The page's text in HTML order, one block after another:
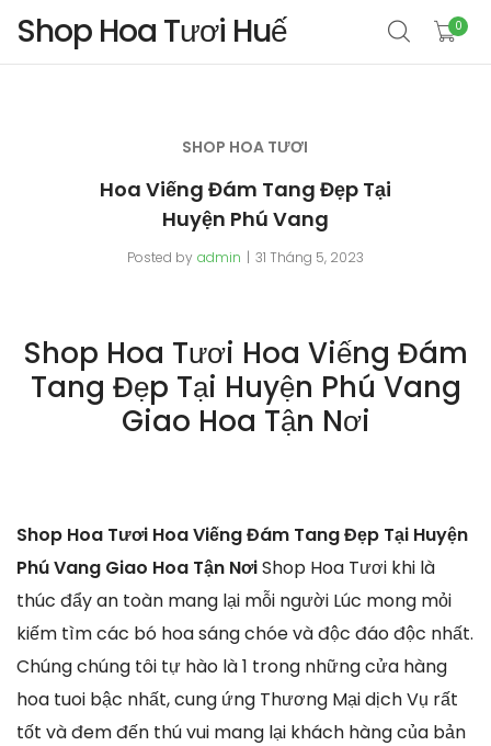
Shop Hoa Tươi Huế 0
SHOP HOA TƯƠI
Hoa Viếng Đám Tang Đẹp Tại
Huyện Phú Vang
Posted by admin 31 Tháng 5, 2023
Shop Hoa Tươi Hoa Viếng Đám
Tang Đẹp Tại Huyện Phú Vang
Giao Hoa Tận Nơi
Shop Hoa Tươi Hoa Viếng Đám Tang Đẹp Tại Huyện
Phú Vang Giao Hoa Tận NơiShop Hoa Tươi khi là
thúc đẩy an toàn mang lại mỗi người Lúc mong mỏi
kiếm tìm các bó hoa sáng chóe và độc đáo độc nhất.
Chúng chúng tôi tự hào là 1 trong những cửa hàng
hoa tuoi bậc nhất, cung ứng Thương Mại dịch Vụ rất
tốt và đem đến thú vui mang lại khách hàng của bản